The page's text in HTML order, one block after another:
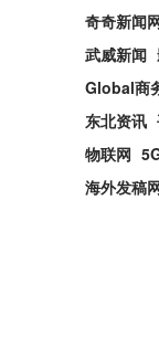
奇奇新闻
武威新闻
Global商
东北资讯
物联网
海外发稿